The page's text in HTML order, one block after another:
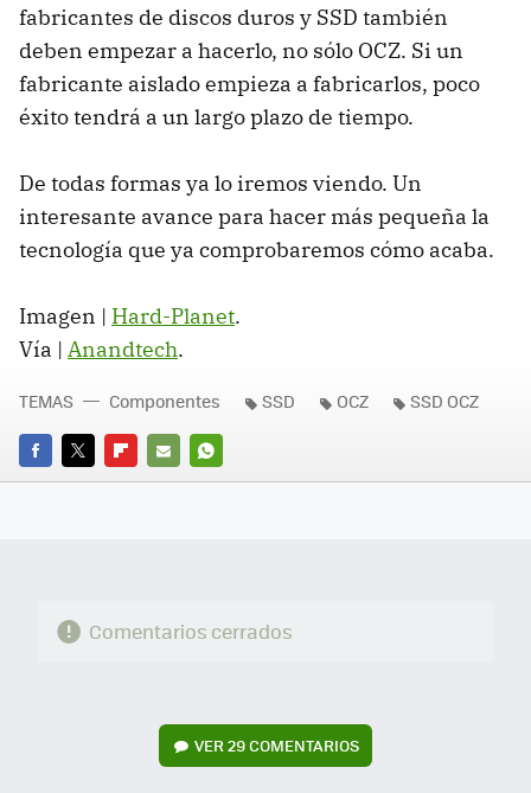
fabricantes de discos duros y SSD también
deben empezar a hacerlo, no sólo OCZ. Si un
fabricante aislado empieza a fabricarlos, poco
éxito tendrá a un largo plazo de tiempo.
De todas formas ya lo iremos viendo. Un
interesante avance para hacer más pequeña la
tecnología que ya comprobaremos cómo acaba.
Imagen | Hard-Planet.
Vía | Anandtech.
FACEBOOK
TWITTERFLIPBOARD
E-
WHATSAPP
TEMAS Componentes SSD OCZ SSD OCZ
Comentarios cerrados
VER29 COMENTARIOS